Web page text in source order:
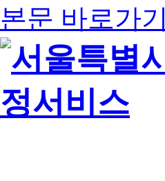
본문 바로가기